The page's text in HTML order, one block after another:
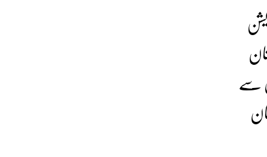
سے